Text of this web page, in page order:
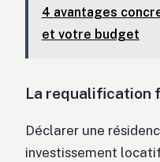
4 avantages
et votre budget
La requalification
Déclarer une
investissement